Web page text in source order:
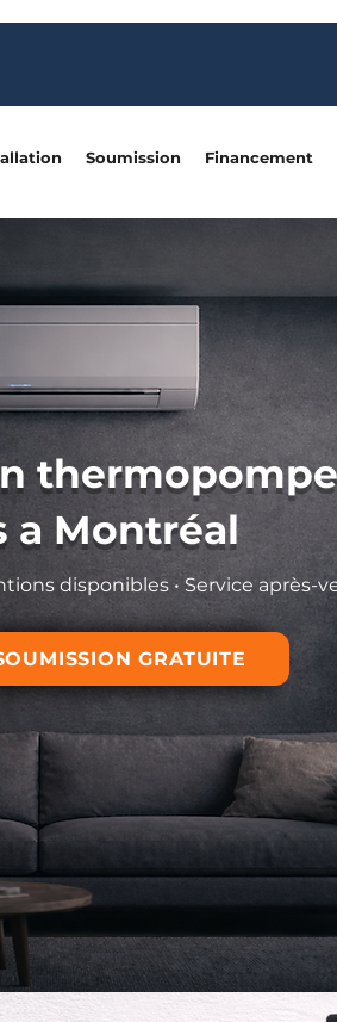
Soumission Financement
thermopompe
a Montréal
disponibles • Service après-
GRATUITE